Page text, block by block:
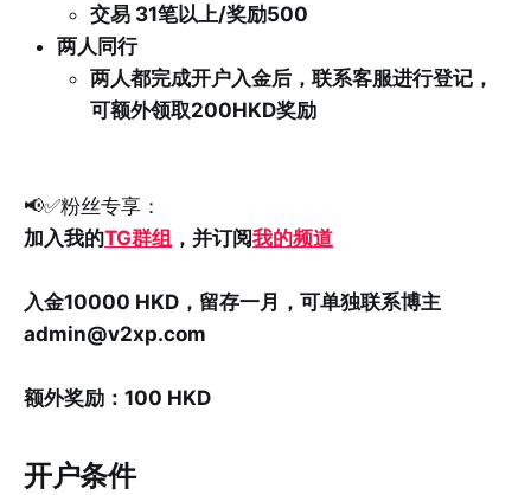
交易 31笔以上/奖励500
两人同行
两人都完成开户入金后，联系客服进行登记，
可额外领取200HKD奖励
📢✅粉丝专享：
加入我的TG群组 ，并订阅我的频道
入金10000 HKD，留存一月，可单独联系博主
admin@v2xp.com
额外奖励：100 HKD
开户条件